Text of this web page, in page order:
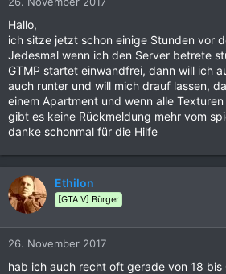
Hallo,
ich sitze jetzt schon einige Stunden vor
Jedesmal wenn ich den Server betrete
GTMP startet einwandfrei, dann will ich
auch runter und will mich drauf lassen,
einem Apartment und wenn alle
gibt es keine Rückmeldung mehr vom
danke schonmal für die Hilfe
Ethilon
[GTA V] Bürger
26. November 2017
hab ich auch recht oft gerade von 18 bis